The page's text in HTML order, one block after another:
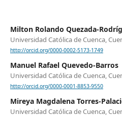
Milton Rolando Quezada-
Universidad Católica de Cuenca,
http://orcid.org/0000-0002-5173-1749
Manuel Rafael Quevedo-Barros
Universidad Católica de Cuenca,
http://orcid.org/0000-0001-8853-9550
Mireya Magdalena Torres-
Universidad Católica de Cuenca,